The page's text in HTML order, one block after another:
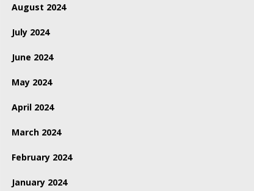
August 2024
July 2024
June 2024
May 2024
April 2024
March 2024
February 2024
January 2024